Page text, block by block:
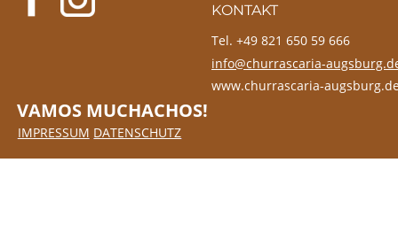
VAMOS MUCHACHOS!
IMPRESSUM DATENSCHUTZ
KONTAKT
Tel. +49 821 650 59 666
info@churrascaria-
www.churrascaria-